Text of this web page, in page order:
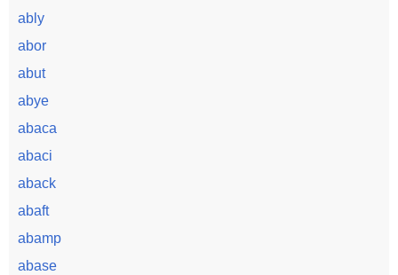
ably
abor
abut
abye
abaca
abaci
aback
abaft
abamp
abase